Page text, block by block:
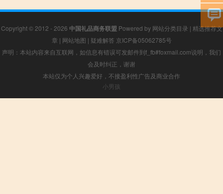
Copyright © 2012 - 2026 中国礼品商务联盟 Powered by 网站分类目录 | 精选推荐文
章 | 网站地图 | 疑难解答 京ICP备05062785号
声明：本站内容来自互联网，如信息有错误可发邮件到f_fb#foxmail.com说明，我们
会及时纠正，谢谢
本站仅为个人兴趣爱好，不接盈利性广告及商业合作
小男孩